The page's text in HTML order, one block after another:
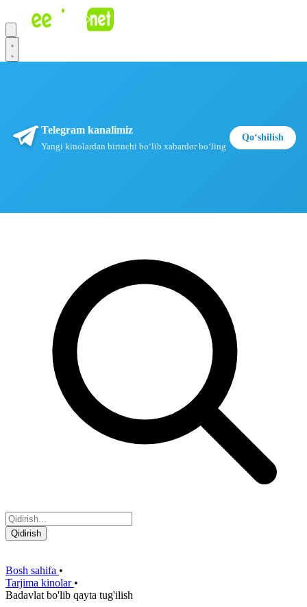
Qidirish
Bosh sahifa •
Tarjima kinolar •
Badavlat bo'lib qayta tug'ilish
Telegram kanalimiz
Yangi kinolardan birinchi boʻlib xabardor boʻling
Qoʻshilish